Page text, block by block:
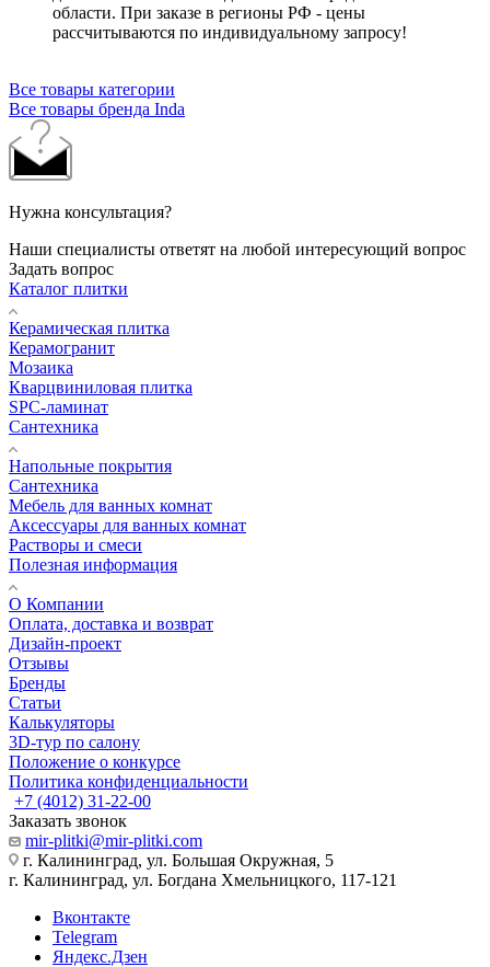
области. При заказе в регионы РФ - цены
рассчитываются по индивидуальному запросу!
Все товары категории
Все товары бренда Inda
Нужна консультация?
Наши специалисты ответят на любой интересующий вопрос
Задать вопрос
Каталог плитки
Керамическая плитка
Керамогранит
Мозаика
Кварцвиниловая плитка
SPC-ламинат
Сантехника
Напольные покрытия
Сантехника
Мебель для ванных комнат
Аксессуары для ванных комнат
Растворы и смеси
Полезная информация
О Компании
Оплата, доставка и возврат
Дизайн-проект
Отзывы
Бренды
Статьи
Калькуляторы
3D-тур по салону
Положение о конкурсе
Политика конфиденциальности
+7 (4012) 31-22-00
Заказать звонок
mir-plitki@mir-plitki.com
г. Калининград, ул. Большая Окружная, 5
г. Калининград, ул. Богдана Хмельницкого, 117-121
Вконтакте
Telegram
Яндекс.Дзен